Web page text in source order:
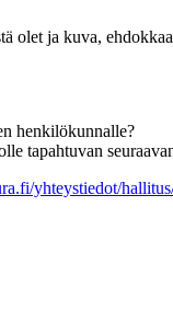
olet ja kuva,
henkilökunnalle?
tapahtuvan
yhteystiedot/